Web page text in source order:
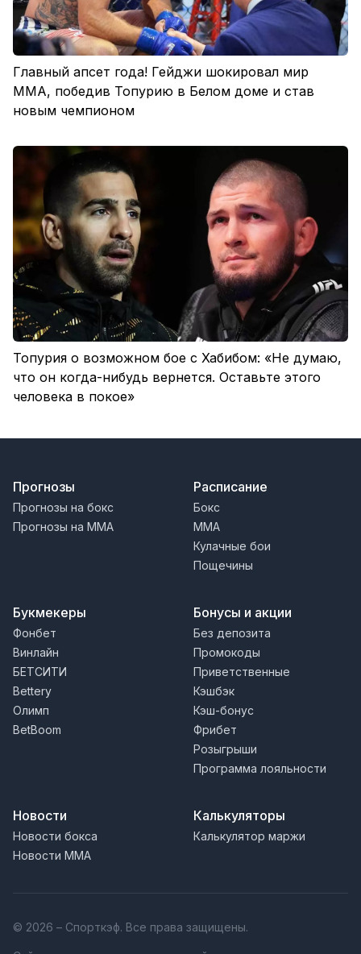
Главный апсет года! Гейджи шокировал мир
ММА, победив Топурию в Белом доме и став
новым чемпионом
Топурия о возможном бое с Хабибом: «Не думаю,
что он когда-нибудь вернется. Оставьте этого
человека в покое»
Прогнозы
Прогнозы на бокс
Прогнозы на MMA
Расписание
Бокс
MMA
Кулачные бои
Пощечины
Букмекеры
Фонбет
Винлайн
БЕТСИТИ
Bettery
Олимп
BetBoom
Бонусы и акции
Без депозита
Промокоды
Приветственные
Кэшбэк
Кэш-бонус
Фрибет
Розыгрыши
Программа лояльности
Новости
Новости бокса
Новости MMA
Калькуляторы
Калькулятор маржи
© 2026 – Спорткэф. Все права защищены.